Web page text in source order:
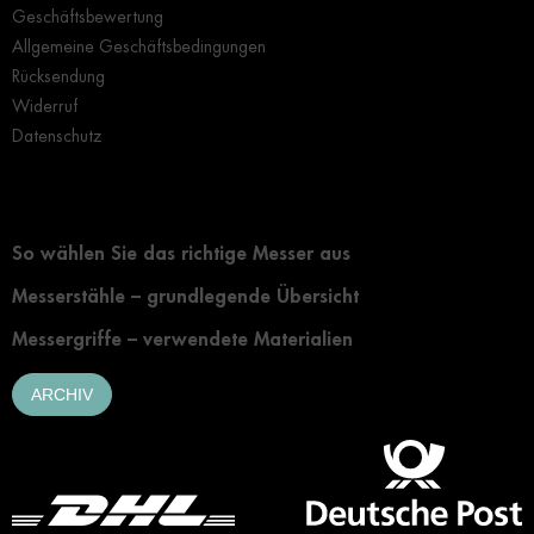
Geschäftsbewertung
Allgemeine Geschäftsbedingungen
Rücksendung
Widerruf
Datenschutz
So wählen Sie das richtige Messer aus
Messerstähle – grundlegende Übersicht
Messergriffe – verwendete Materialien
ARCHIV